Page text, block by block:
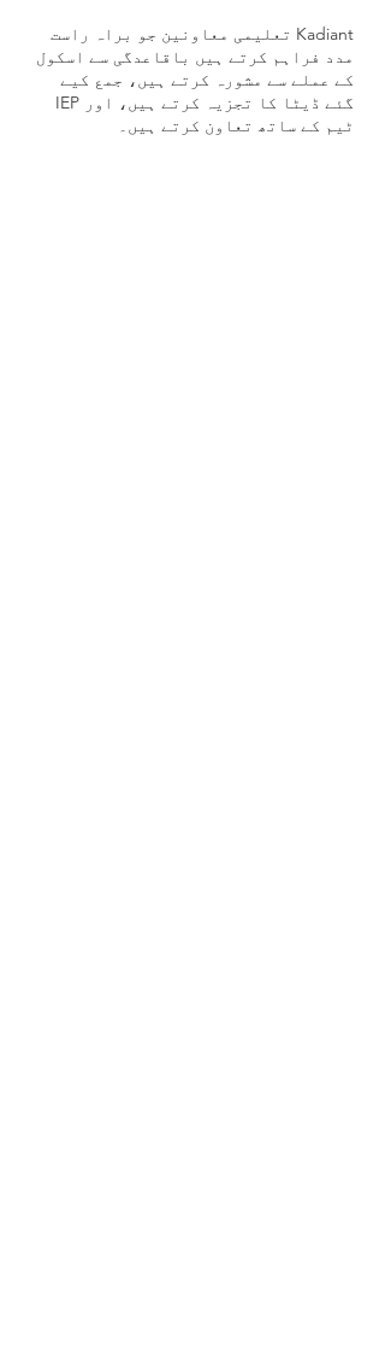
Kadiant تعلیمی معاونین جو براہ راست
مدد فراہم کرتے ہیں باقاعدگی سے اسکول
کے عملے سے مشورہ کرتے ہیں، جمع کیے
گئے ڈیٹا کا تجزیہ کرتے ہیں، اور IEP
ٹیم کے ساتھ تعاون کرتے ہیں۔